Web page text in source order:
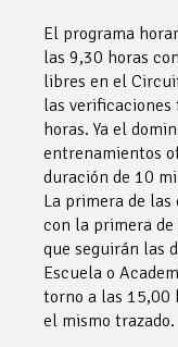
El programa
las 9,30 horas
libres en el
las
horas. Ya el
entrenamientos
duración de 10
La primera de
con la primera de
que seguirán las
Escuela o
torno a las 15,00
el mismo trazado.